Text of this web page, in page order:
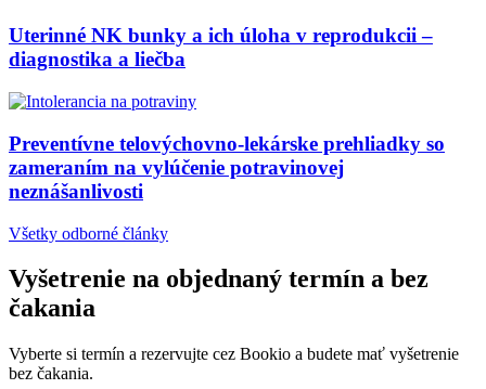
Uterinné NK bunky a ich úloha v reprodukcii –
diagnostika a liečba
Preventívne telovýchovno-lekárske prehliadky so
zameraním na vylúčenie potravinovej
neznášanlivosti
Všetky odborné články
Vyšetrenie na objednaný termín a bez
čakania
Vyberte si termín a rezervujte cez Bookio a budete mať vyšetrenie
bez čakania.